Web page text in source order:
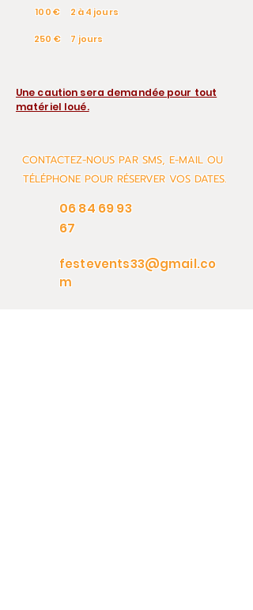
100 € 2 à 4 jours
250 € 7 jours
Une caution sera demandée pour tout
matériel loué.
CONTACTEZ-NOUS PAR SMS, E-MAIL OU
TÉLÉPHONE POUR RÉSERVER VOS DATES.
06 84 69 93
67
festevents33@gmail.co
m